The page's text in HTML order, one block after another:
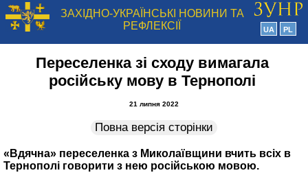
ЗАХІДНО-УКРАЇНСЬКІ НОВИНИ ТА
РЕФЛЕКСІЇ
UA PL
Переселенка зі сходу вимагала
російську мову в Тернополі
21 липня 2022
Повна версія сторінки
«Вдячна» переселенка з Миколаївщини вчить всіх в
Тернополі говорити з нею російською мовою.